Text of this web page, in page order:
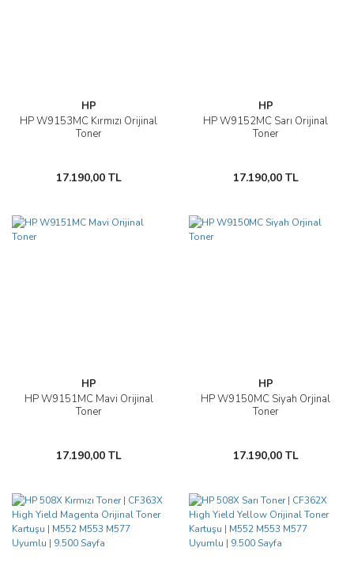
HP
HP W9153MC Kırmızı Orijinal
Toner
17.190,00 TL
HP
HP W9152MC Sarı Orijinal
Toner
17.190,00 TL
HP
HP W9151MC Mavi Orijinal
Toner
17.190,00 TL
HP
HP W9150MC Siyah Orjinal
Toner
17.190,00 TL